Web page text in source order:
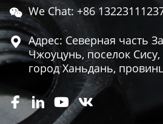
 We Chat: +86
 Адрес: Северная часть
Чжоуцунь, поселок
город Ханьдань,
   